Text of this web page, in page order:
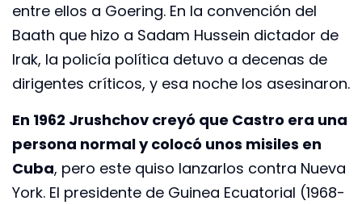
entre ellos a Goering. En la convención del
Baath que hizo a Sadam Hussein dictador de
Irak, la policía política detuvo a decenas de
dirigentes críticos, y esa noche los asesinaron.
En 1962 Jrushchov creyó que Castro era una
persona normal y colocó unos misiles en
Cuba, pero este quiso lanzarlos contra Nueva
York. El presidente de Guinea Ecuatorial (1968-